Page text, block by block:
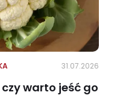
31.07.2026
warto jeść go